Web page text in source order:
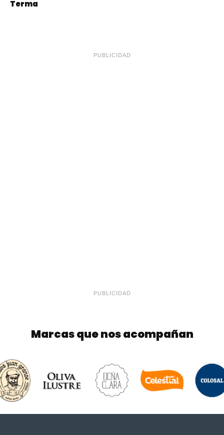
Terma
PUBLICIDAD
PUBLICIDAD
Marcas que nos acompañan